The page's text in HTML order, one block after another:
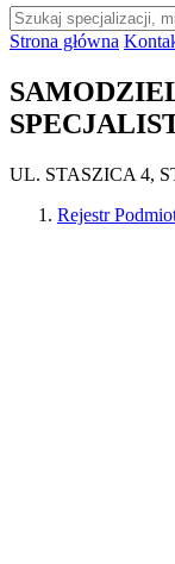
Strona główna
UL. STASZICA 4,
Rejestr